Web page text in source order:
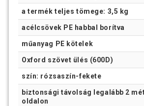
a termék teljes tömege: 3,5 kg
acélcsövek PE habbal borítva
műanyag PE kötelek
Oxford szövet ülés (600D)
szín: rózsaszín-fekete
biztonsági távolság legalább 2
oldalon